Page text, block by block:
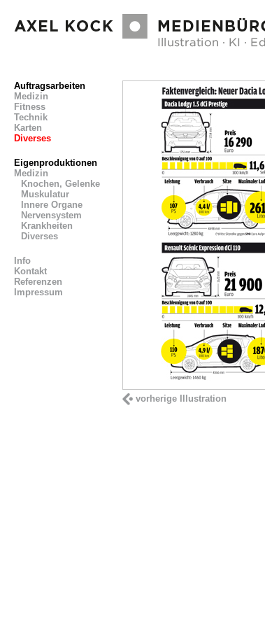
Auftragsarbeiten
Medizin
Fitness
Technik
Karten
Diverses
Eigenproduktionen
Medizin
Knochen, Gelenke
Muskulatur
Innere Organe
Nervensystem
Krankheiten
Diverses
Info
Kontakt
Referenzen
Impressum
vorherige Illustration